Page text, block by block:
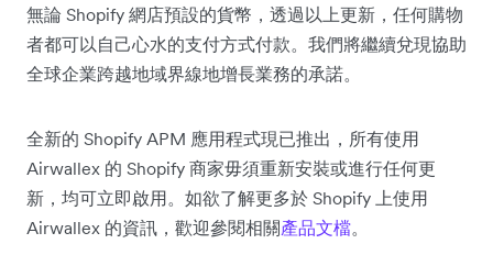
無論 Shopify 網店預設的貨幣，透過以上更新，任何購物
者都可以自己心水的支付方式付款。我們將繼續兌現協助
全球企業跨越地域界線地增長業務的承諾。
全新的 Shopify APM 應用程式現已推出，所有使用
Airwallex 的 Shopify 商家毋須重新安裝或進行任何更
新，均可立即啟用。如欲了解更多於 Shopify 上使用
Airwallex 的資訊，歡迎參閱相關產品文檔。